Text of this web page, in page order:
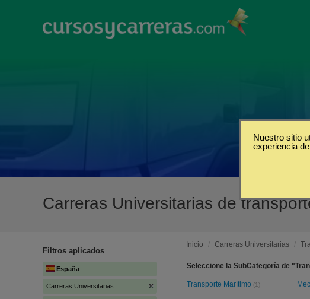
Carreras Universitarias de
Filtros aplicados
España
Carreras Universitarias
Inicio / Carreras Universitarias /
Seleccione la SubCategoría de
Transporte Marítimo (1)
Nuestro sitio
experiencia